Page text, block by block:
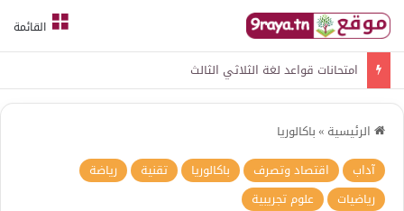
القائمة
امتحانات قواعد لغة الثلاثي الثالث
الرئيسية »باكالوريا
آداب
اقتصاد وتصرف باكالوريا تقنية
رياضة
رياضيات
علوم تجريبية